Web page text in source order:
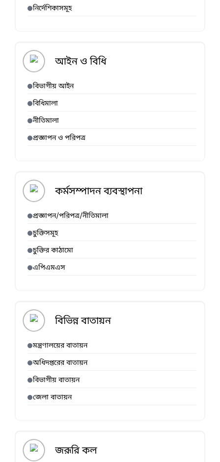
নির্দেশিকাসমূহ
আইন ও বিধি
বিভাগীয় আইন
বিধিমালা
নীতিমালা
প্রজ্ঞাপন ও পরিপত্র
কর্মসম্পাদন ব্যবস্থাপনা
প্রজ্ঞাপন/পরিপত্র/নীতিমালা
চুক্তিসমূহ
চুক্তির কাঠামো
এপিএমএস
বিভিন্ন বাতায়ন
মন্ত্রণালয়ের বাতায়ন
অধিদপ্তরের বাতায়ন
বিভাগীয় বাতায়ন
জেলা বাতায়ন
জরূরি কল